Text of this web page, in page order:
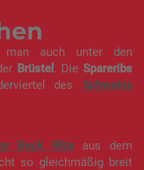
auch unter den
Brüstel . DieSpareribs
des Schweins
Back Ribsaus dem
so gleichmäßig breit